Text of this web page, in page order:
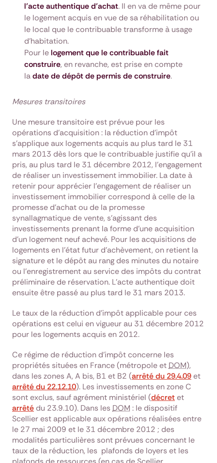
l’acte authentique d’achat. Il en va de même pour
le logement acquis en vue de sa réhabilitation ou
le local que le contribuable transforme à usage
d’habitation.
Pour lelogement que le contribuable fait
construire, en revanche, est prise en compte
ladate de dépôt de permis de construire.
Mesures transitoires
Une mesure transitoire est prévue pour les
opérations d’acquisition : la réduction d’impôt
s’applique aux logements acquis au plus tard le 31
mars 2013 dès lors que le contribuable justifie qu’il a
pris, au plus tard le 31 décembre 2012, l’engagement
de réaliser un investissement immobilier. La date à
retenir pour apprécier l'engagement de réaliser un
investissement immobilier correspond à celle de la
promesse d'achat ou de la promesse
synallagmatique de vente, s'agissant des
investissements prenant la forme d'une acquisition
d'un logement neuf achevé. Pour les acquisitions de
logements en l’état futur d’achèvement, on retient la
signature et le dépôt au rang des minutes du notaire
ou l’enregistrement au service des impôts du contrat
préliminaire de réservation. L’acte authentique doit
ensuite être passé au plus tard le 31 mars 2013.
Le taux de la réduction d'impôt applicable pour ces
opérations est celui en vigueur au 31 décembre 2012
pour les logements acquis en 2012.
Ce régime de réduction d’impôt concerne les
propriétés situées en France (métropole et DOM),
dans les zones A, A bis, B1 et B2 (arrêté du 29.4.09et
arrêté du 22.12.10). Les investissements en zone C
sont exclus, sauf agrément ministériel (décretet
arrêtédu 23.9.10). Dans les DOM : le dispositif
Scellier est applicable aux opérations réalisées entre
le 27 mai 2009 et le 31 décembre 2012 ; des
modalités particulières sont prévues concernant le
taux de la réduction, les plafonds de loyers et les